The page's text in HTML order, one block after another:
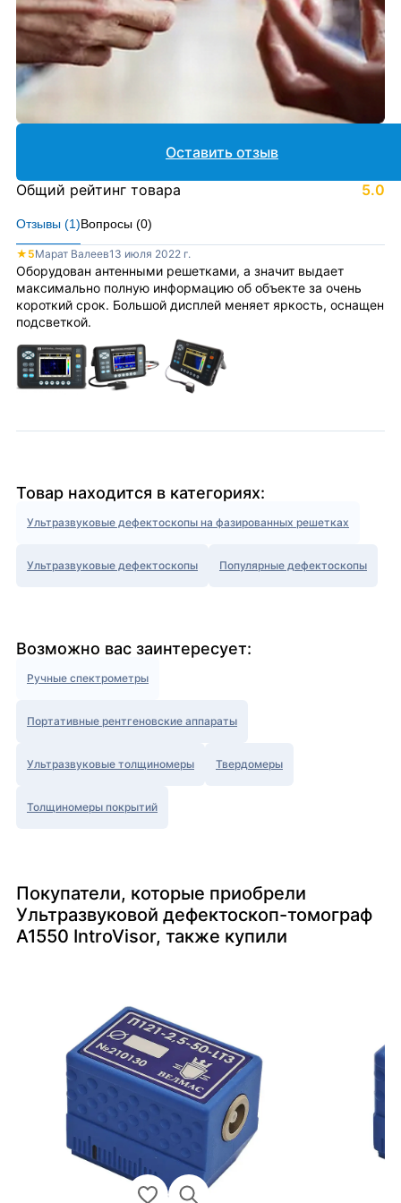
Отзывы (1)Вопросы (0)
★ 5Марат Валеев13 июля 2022 г.
Оборудован антенными решетками, а значит выдает
максимально полную информацию об объекте за очень
короткий срок. Большой дисплей меняет яркость, оснащен
подсветкой.
Оставить отзыв
Общий рейтинг товара 5.0
Товар находится в категориях:
Ультразвуковые дефектоскопы на фазированных решетках
Ультразвуковые дефектоскопы Популярные дефектоскопы
Возможно вас заинтересует:
Ручные спектрометры
Портативные рентгеновские аппараты
Ультразвуковые толщиномеры Твердомеры
Толщиномеры покрытий
Покупатели, которые приобрели
Ультразвуковой дефектоскоп-томограф
А1550 IntroVisor, также купили